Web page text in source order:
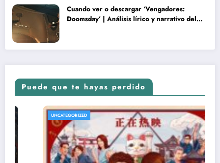
Cuando ver o descargar ‘Vengadores:
Doomsday’ | Análisis lírico y narrativo del
Puede que te hayas perdido
UNCATEGORIZED